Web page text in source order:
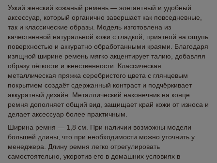
Узкий женский кожаный ремень — элегантный и удобный
аксессуар, который органично завершает как повседневные,
так и классические образы. Модель изготовлена из
качественной натуральной кожи с гладкой, приятной на ощупь
поверхностью и аккуратно обработанными краями. Благодаря
изящной ширине ремень мягко акцентирует талию, добавляя
образу лёгкости и женственности. Классическая
металлическая пряжка серебристого цвета с глянцевым
покрытием создаёт сдержанный контраст и подчёркивает
аккуратный дизайн. Металлический наконечник на конце
ремня дополняет общий вид, защищает край кожи от износа и
делает аксессуар более практичным.
Ширина ремня — 1,8 см. При наличии возможны модели
большей длины, что при необходимости можно уточнить у
менеджера. Длину ремня легко отрегулировать
самостоятельно, укоротив его в домашних условиях в